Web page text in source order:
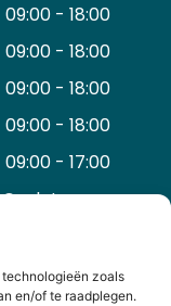
zoals
en/of te raadplegen.
09:00 - 18:00
09:00 - 18:00
09:00 - 18:00
09:00 - 18:00
09:00 - 17:00
Gesloten ​ ​ ​ ​ ​ ​ ​